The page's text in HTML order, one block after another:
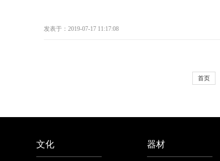
发表于：2019-07-17 11:17:08
首页
文化 器材